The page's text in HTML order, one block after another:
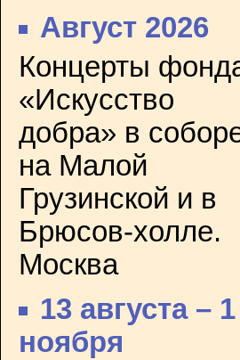
Август 2026
Концерты
«Искусство
добра» в
на Малой
Грузинской и в
Брюсов-холле.
Москва
13 августа – 1
ноября